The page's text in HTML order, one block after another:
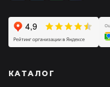
КАТАЛОГ